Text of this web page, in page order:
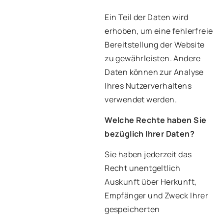
Ein Teil der Daten wird
erhoben, um eine fehlerfreie
Bereitstellung der Website
zu gewährleisten. Andere
Daten können zur Analyse
Ihres Nutzerverhaltens
verwendet werden.
Welche Rechte haben Sie
bezüglich Ihrer Daten?
Sie haben jederzeit das
Recht unentgeltlich
Auskunft über Herkunft,
Empfänger und Zweck Ihrer
gespeicherten